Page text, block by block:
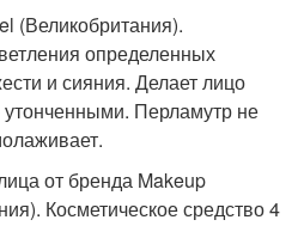
(Великобритания).
определенных
и сияния. Делает лицо
Перламутр не
от бренда Makeup
Косметическое средство 4